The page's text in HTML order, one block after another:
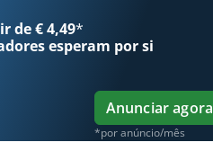
de € 4,49*
esperam por si
Anunciar agora
*por anúncio/mês